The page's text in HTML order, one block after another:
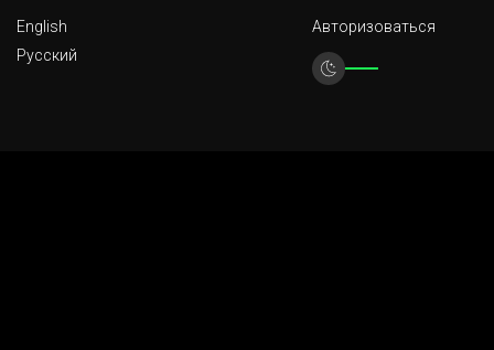
English
Русский
Авторизоваться